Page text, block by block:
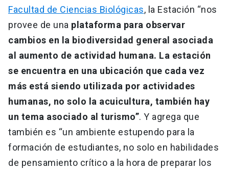
Facultad de Ciencias Biológicas, la Estación “nos
provee de una plataforma para observar
cambios en la biodiversidad general asociada
al aumento de actividad humana. La estación
se encuentra en una ubicación que cada vez
más está siendo utilizada por actividades
humanas, no solo la acuicultura, también hay
un tema asociado al turismo”. Y agrega que
también es “un ambiente estupendo para la
formación de estudiantes, no solo en habilidades
de pensamiento crítico a la hora de preparar los